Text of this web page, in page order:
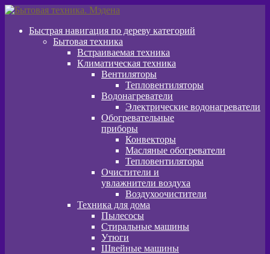
Перейти
навигации
Перейти
содержимому
Быстрая навигация по дереву категорий
Бытовая техника
Встраиваемая техника
Климатическая техника
Вентиляторы
Тепловентиляторы
Водонагреватели
Электрические водонагреватели
Обогревательные
приборы
Конвекторы
Масляные обогреватели
Тепловентиляторы
Очистители и
увлажнители воздуха
Воздухоочистители
Техника для дома
Пылeсосы
Стиральные машины
Утюги
Швейные машины